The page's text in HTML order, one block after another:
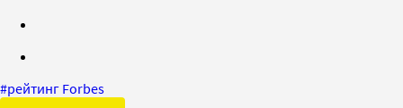
#рейтинг Forbes